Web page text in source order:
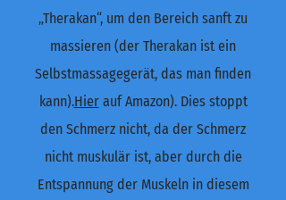
„Therakan“, um den Bereich sanft zu
massieren (der Therakan ist ein
Selbstmassagegerät, das man finden
kann).Hierauf Amazon). Dies stoppt
den Schmerz nicht, da der Schmerz
nicht muskulär ist, aber durch die
Entspannung der Muskeln in diesem